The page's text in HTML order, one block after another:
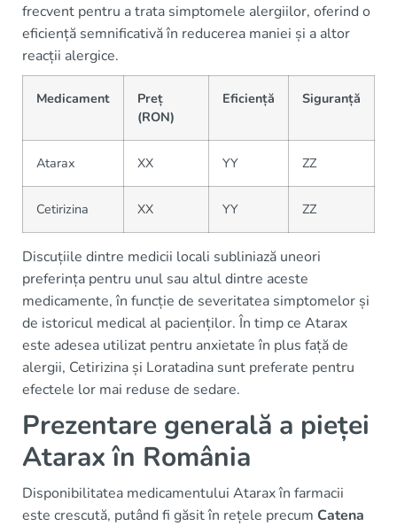
frecvent pentru a trata simptomele alergiilor, oferind o
eficiență semnificativă în reducerea maniei și a altor
reacții alergice.
Medicament
Preț
(RON)
Eficiență Siguranță
Atarax XX YY ZZ
Cetirizina XX YY ZZ
Discuțiile dintre medicii locali subliniază uneori
preferința pentru unul sau altul dintre aceste
medicamente, în funcție de severitatea simptomelor și
de istoricul medical al pacienților. În timp ce Atarax
este adesea utilizat pentru anxietate în plus față de
alergii, Cetirizina și Loratadina sunt preferate pentru
efectele lor mai reduse de sedare.
Prezentare generală a pieței
Atarax în România
Disponibilitatea medicamentului Atarax în farmacii
este crescută, putând fi găsit în rețele precum Catena